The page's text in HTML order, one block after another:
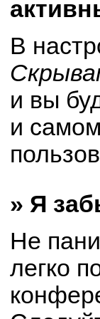
В
и вы
и
» Я
Не
легко